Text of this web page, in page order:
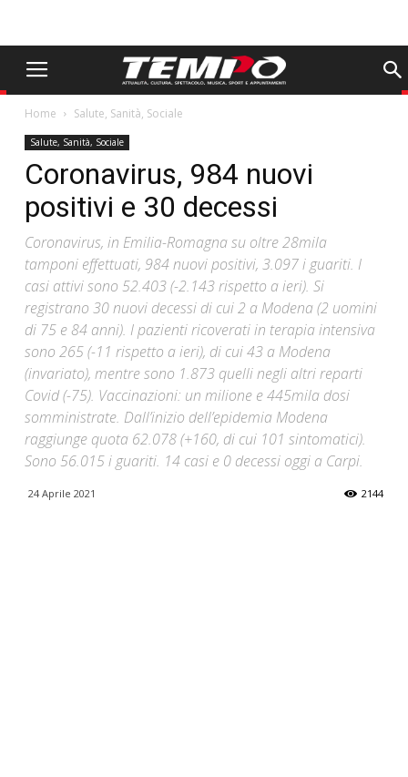
Home Salute, Sanità, Sociale
Salute, Sanità, Sociale
Coronavirus, 984 nuovi
positivi e 30 decessi
Coronavirus, in Emilia-Romagna su oltre 28mila
tamponi effettuati, 984 nuovi positivi, 3.097 i guariti. I
casi attivi sono 52.403 (-2.143 rispetto a ieri). Si
registrano 30 nuovi decessi di cui 2 a Modena (2 uomini
di 75 e 84 anni). I pazienti ricoverati in terapia intensiva
sono 265 (-11 rispetto a ieri), di cui 43 a Modena
(invariato), mentre sono 1.873 quelli negli altri reparti
Covid (-75). Vaccinazioni: un milione e 445mila dosi
somministrate. Dall’inizio dell’epidemia Modena
raggiunge quota 62.078 (+160, di cui 101 sintomatici).
Sono 56.015 i guariti. 14 casi e 0 decessi oggi a Carpi.
24 Aprile 2021 2144